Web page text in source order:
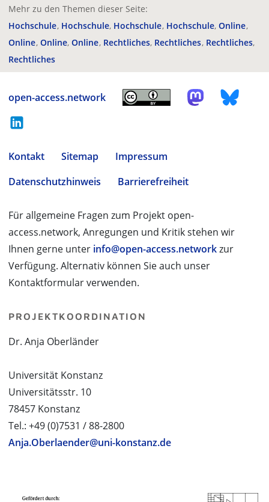
Mehr zu den Themen dieser Seite:
Hochschule Hochschule Hochschule Hochschule Online
Online Online Online Rechtliches Rechtliches Rechtliches
Rechtliches
open-access.network
Kontakt Sitemap
Impressum
Datenschutzhinweis
Barrierefreiheit
Für allgemeine Fragen zum Projekt open-
access.network, Anregungen und Kritik stehen wir
Ihnen gerne unter info@open-access.networkzur
Verfügung. Alternativ können Sie auch unser
Kontaktformular verwenden.
PROJEKTKOORDINATION
Dr. Anja Oberländer
Universität Konstanz
Universitätsstr. 10
78457 Konstanz
Tel.: +49 (0)7531 / 88-2800
Anja.Oberlaender@uni-konstanz.de